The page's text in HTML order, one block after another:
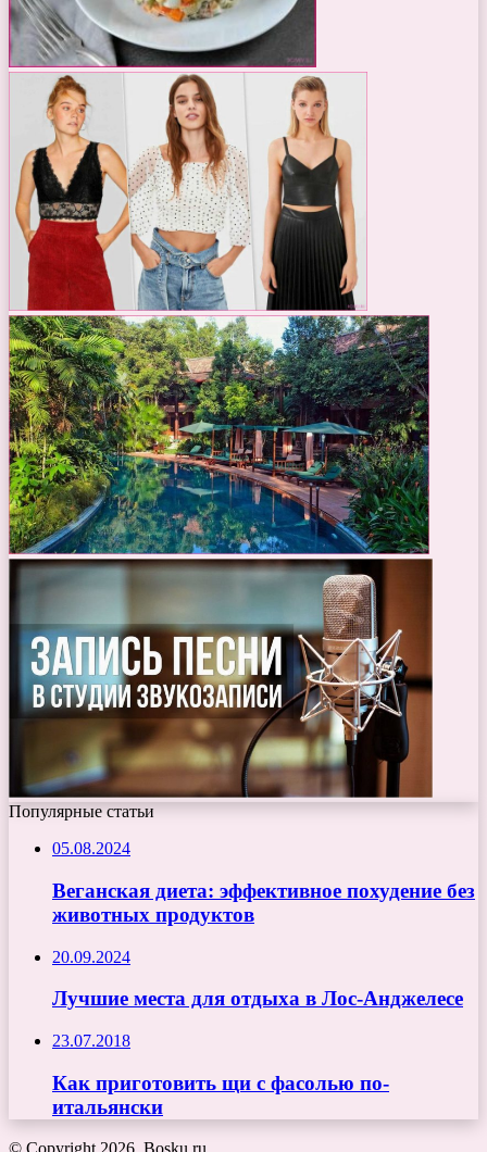
Популярные статьи
05.08.2024
Веганская диета: эффективное похудение без
животных продуктов
20.09.2024
Лучшие места для отдыха в Лос-Анджелесе
23.07.2018
Как приготовить щи с фасолью по-
итальянски